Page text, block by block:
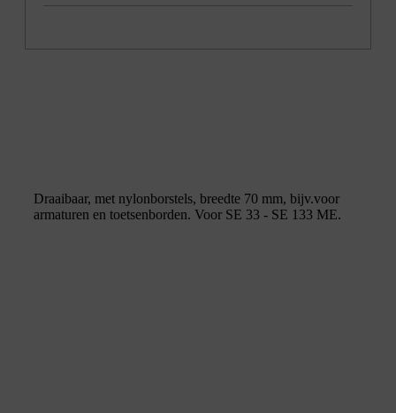
Draaibaar, met nylonborstels, breedte 70 mm, bijv.voor
armaturen en toetsenborden. Voor SE 33 - SE 133 ME.